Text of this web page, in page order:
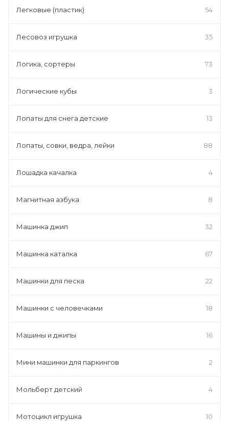
Легковые (пластик) 54
Лесовоз игрушка 35
Логика, сортеры 73
Логические кубы 3
Лопаты для снега детские 13
Лопаты, совки, ведра, лейки 88
Лошадка качалка 4
Магнитная азбука 8
Машинка джип 32
Машинка каталка 67
Машинки для песка 22
Машинки с человечками 18
Машины и джипы 16
Мини машинки для паркингов 2
Мольберт детский 4
Мотоцикл игрушка 10